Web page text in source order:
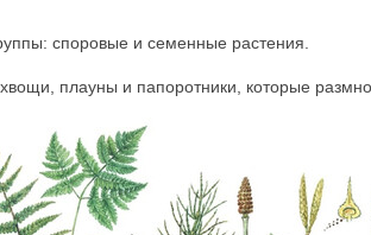
споровые и семенные растения.
плауны и папо­ротники, которые